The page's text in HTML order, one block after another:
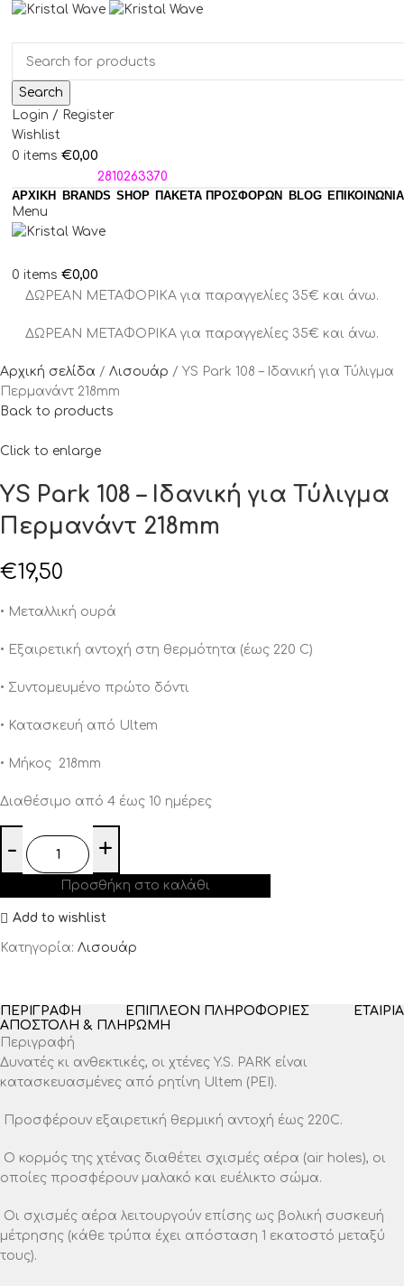
Search
Login / Register
Wishlist
0 items €0,00
2810263370
ΑΡΧΙΚΗ
BRANDS SHOP ΠΑΚΈΤΑ ΠΡΟΣΦΟΡΏΝ BLOG ΕΠΙΚΟΙΝΩΝΙΑ
Menu
0 items €0,00
ΔΩΡΕΑΝ ΜΕΤΑΦΟΡΙΚΑ για παραγγελίες 35€ και άνω.
ΔΩΡΕΑΝ ΜΕΤΑΦΟΡΙΚΑ για παραγγελίες 35€ και άνω.
Αρχική σελίδα Λισουάρ
YS Park 108 – Ιδανική για Τύλιγμα
Περμανάντ 218mm
Back to products
Click to enlarge
YS Park 108 – Ιδανική για Τύλιγμα
Περμανάντ 218mm
€19,50
• Μεταλλική ουρά
• Εξαιρετική αντοχή στη θερμότητα (έως 220 C)
• Συντομευμένο πρώτο δόντι
• Κατασκευή από Ultem
• Μήκος 218mm
Διαθέσιμο από 4 έως 10 ημέρες
Προσθήκη στο καλάθι
Add to wishlist
Κατηγορία: Λισουάρ
ΠΕΡΙΓΡΑΦΉ ΕΠΙΠΛΈΟΝ ΠΛΗΡΟΦΟΡΊΕΣ
ΕΤΑΙΡΊΑ
ΑΠΟΣΤΟΛΉ & ΠΛΗΡΩΜΉ
Περιγραφή
Δυνατές κι ανθεκτικές, οι χτένες Y.S. PARK είναι
κατασκευασμένες από ρητίνη Ultem (PEI).
Προσφέρουν εξαιρετική θερμική αντοχή έως 220C.
Ο κορμός της χτένας διαθέτει σχισμές αέρα (air holes), οι
οποίες προσφέρουν μαλακό και ευέλικτο σώμα.
Οι σχισμές αέρα λειτουργούν επίσης ως βολική συσκευή
μέτρησης (κάθε τρύπα έχει απόσταση 1 εκατοστό μεταξύ
τους).